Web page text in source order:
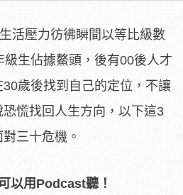
活壓力彷彿瞬間以等比級數
生佔據鰲頭，後有00後人才
歲後找到自己的定位，不讓
慌找回人生方向，以下這3
三十危機。
以用Podcast聽！